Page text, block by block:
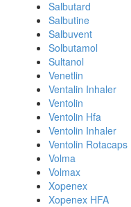
Salbutard
Salbutine
Salbuvent
Solbutamol
Sultanol
Venetlin
Ventalin Inhaler
Ventolin
Ventolin Hfa
Ventolin Inhaler
Ventolin Rotacaps
Volma
Volmax
Xopenex
Xopenex HFA